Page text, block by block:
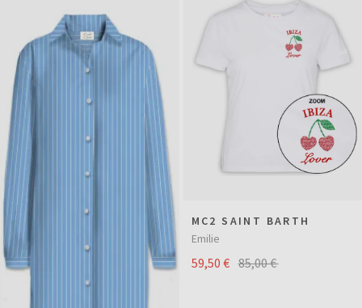
MC2 SAINT BARTH
Emilie
59,50 € 85,00 €